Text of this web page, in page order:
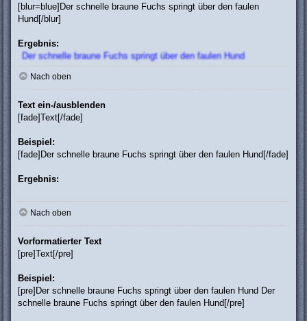
[blur=blue]Der schnelle braune Fuchs springt über den faulen
Hund[/blur]
Ergebnis:
Der schnelle braune Fuchs springt über den faulen Hund
Nach oben
Text ein-/ausblenden
[fade]Text[/fade]
Beispiel:
[fade]Der schnelle braune Fuchs springt über den faulen Hund[/fade]
Ergebnis:
Nach oben
Vorformatierter Text
[pre]Text[/pre]
Beispiel:
[pre]Der schnelle braune Fuchs springt über den faulen Hund Der
schnelle braune Fuchs springt über den faulen Hund[/pre]